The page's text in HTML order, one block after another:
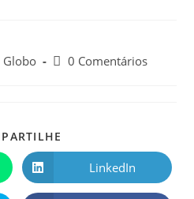
Globo
0 Comentários
LinkedIn